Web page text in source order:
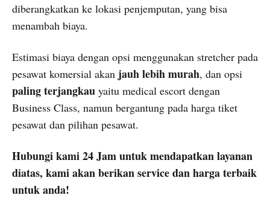
diberangkatkan ke lokasi penjemputan, yang bisa
menambah biaya.
Estimasi biaya dengan opsi menggunakan stretcher pada
pesawat komersial akan jauh lebih murah, dan opsi
paling terjangkau yaitu medical escort dengan
Business Class, namun bergantung pada harga tiket
pesawat dan pilihan pesawat.
Hubungi kami 24 Jam untuk mendapatkan layanan
diatas, kami akan berikan service dan harga terbaik
untuk anda!